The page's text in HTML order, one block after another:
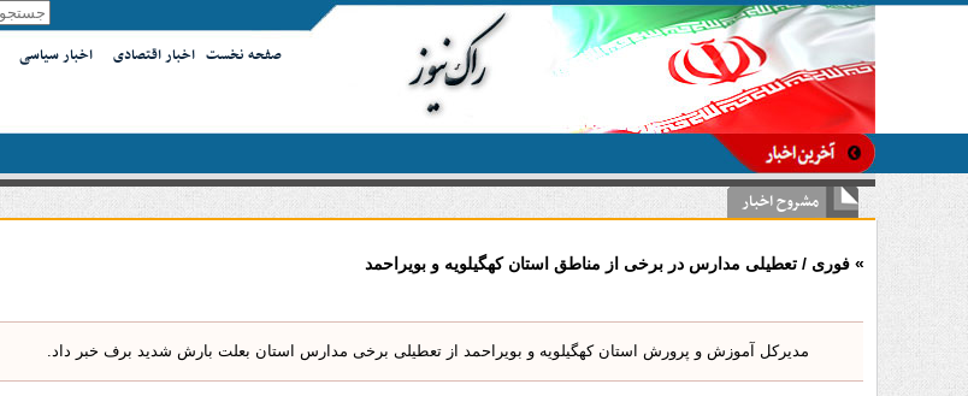
صفحه نخست اخبار اقتصادی اخبار سیاسی
-
مشروح اخبار
» فوری / تعطیلی مدارس در برخی از مناطق استان کهگیلویه و بویراحمد
مدیرکل آموزش و پرورش استان کهگیلویه و بویراحمد از تعطیلی برخی مدارس استان بعلت بارش شدید برف خبر داد.